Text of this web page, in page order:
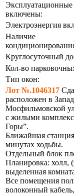
Эксплуатационные
включены:
Электроэнергия
Наличие
Круглосуточный
Кол-во
Тип окон:
Лот №.1046317
расположен в
Мосфильмовской
с жилыми
Горы”.
Ближайшая
минутах ходьбы.
Отдельный блок
Планировка: холл,
выделенная
Все помещения
волоконный